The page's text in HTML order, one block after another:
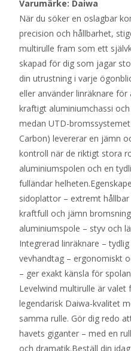
Varumärke: Daiwa
När du söker en oslagbar
precision och hållbarhet,
multirulle fram som ett
skapad för dig som jagar
din utrustning i varje
eller använder linräknare
kraftigt aluminiumchassi
medan UTD-
Carbon) levererar en jämn
kontroll när de riktigt stora
aluminiumspolen och en
fulländar
sidoplattor – extremt
kraftfull och jämn
aluminiumspole – styv och
Integrerad linräknare –
vevhandtag – ergonomiskt
– ger exakt känsla för
Levelwind multirulle är
legendarisk Daiwa-kvalitet
samma rulle. Gör dig redo
havets giganter – med en
och dramatik.Beställ din